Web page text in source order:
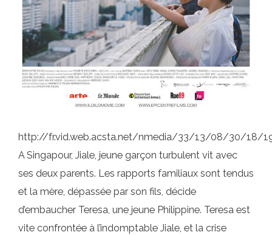
http://fr.vid.web.acsta.net/nmedia/33/13/08/30/18/
A Singapour, Jiale, jeune garçon turbulent vit avec
ses deux parents. Les rapports familiaux sont tendus
et la mère, dépassée par son fils, décide
d’embaucher Teresa, une jeune Philippine. Teresa est
vite confrontée à l’indomptable Jiale, et la crise